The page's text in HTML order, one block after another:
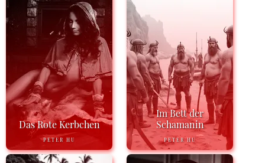
Das Rote Kerbchen
PETER HU
Im Bett der
Schamanin
PETER HU